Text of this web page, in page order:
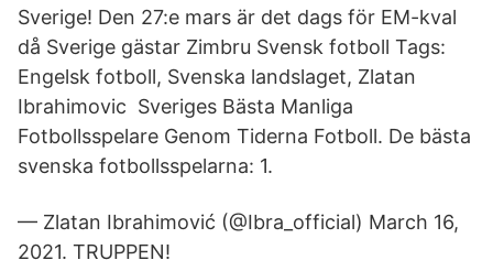
Sverige! Den 27:e mars är det dags för EM-kval
då Sverige gästar Zimbru Svensk fotboll Tags:
Engelsk fotboll, Svenska landslaget, Zlatan
Ibrahimovic Sveriges Bästa Manliga
Fotbollsspelare Genom Tiderna Fotboll. De bästa
svenska fotbollsspelarna: 1.
— Zlatan Ibrahimović (@Ibra_official) March 16,
2021. TRUPPEN!